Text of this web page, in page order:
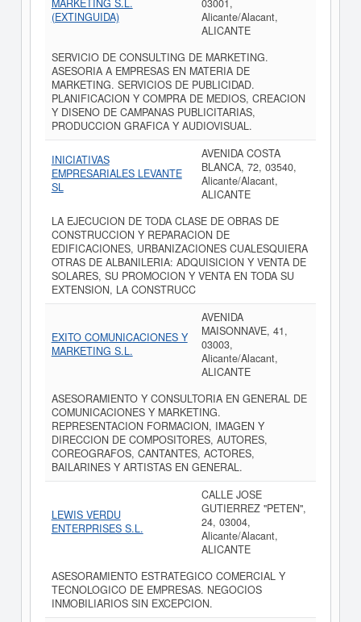
MARKETING S.L.
(EXTINGUIDA)
03001,
Alicante/Alacant,
ALICANTE
SERVICIO DE CONSULTING DE MARKETING.
ASESORIA A EMPRESAS EN MATERIA DE
MARKETING. SERVICIOS DE PUBLICIDAD.
PLANIFICACION Y COMPRA DE MEDIOS, CREACION
Y DISENO DE CAMPANAS PUBLICITARIAS,
PRODUCCION GRAFICA Y AUDIOVISUAL.
INICIATIVAS
EMPRESARIALES LEVANTE
SL
AVENIDA COSTA
BLANCA, 72, 03540,
Alicante/Alacant,
ALICANTE
LA EJECUCION DE TODA CLASE DE OBRAS DE
CONSTRUCCION Y REPARACION DE
EDIFICACIONES, URBANIZACIONES CUALESQUIERA
OTRAS DE ALBANILERIA: ADQUISICION Y VENTA DE
SOLARES, SU PROMOCION Y VENTA EN TODA SU
EXTENSION, LA CONSTRUCC
EXITO COMUNICACIONES Y
MARKETING S.L.
AVENIDA
MAISONNAVE, 41,
03003,
Alicante/Alacant,
ALICANTE
ASESORAMIENTO Y CONSULTORIA EN GENERAL DE
COMUNICACIONES Y MARKETING.
REPRESENTACION FORMACION, IMAGEN Y
DIRECCION DE COMPOSITORES, AUTORES,
COREOGRAFOS, CANTANTES, ACTORES,
BAILARINES Y ARTISTAS EN GENERAL.
LEWIS VERDU
ENTERPRISES S.L.
CALLE JOSE
GUTIERREZ "PETEN",
24, 03004,
Alicante/Alacant,
ALICANTE
ASESORAMIENTO ESTRATEGICO COMERCIAL Y
TECNOLOGICO DE EMPRESAS. NEGOCIOS
INMOBILIARIOS SIN EXCEPCION.